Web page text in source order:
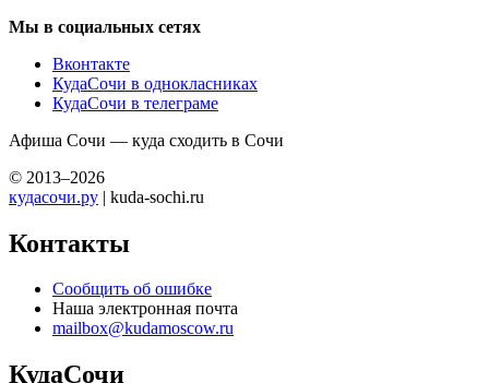
Мы в социальных сетях
Вконтакте
КудаСочи в однокласниках
КудаСочи в телеграме
Афиша Сочи — куда сходить в Сочи
© 2013–2026
кудасочи.ру | kuda-sochi.ru
Контакты
Сообщить об ошибке
Наша электронная почта
mailbox@kudamoscow.ru
КудаСочи